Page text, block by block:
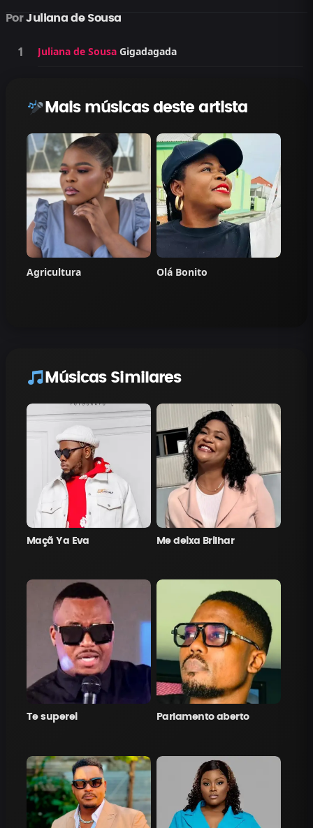
Por Juliana de Sousa
Juliana de Sousa Gigadagada
Mais músicas deste artista
Agricultura Olá Bonito
Músicas Similares
Maçã Ya Eva Me deixa Brilhar
Te superei Parlamento aberto